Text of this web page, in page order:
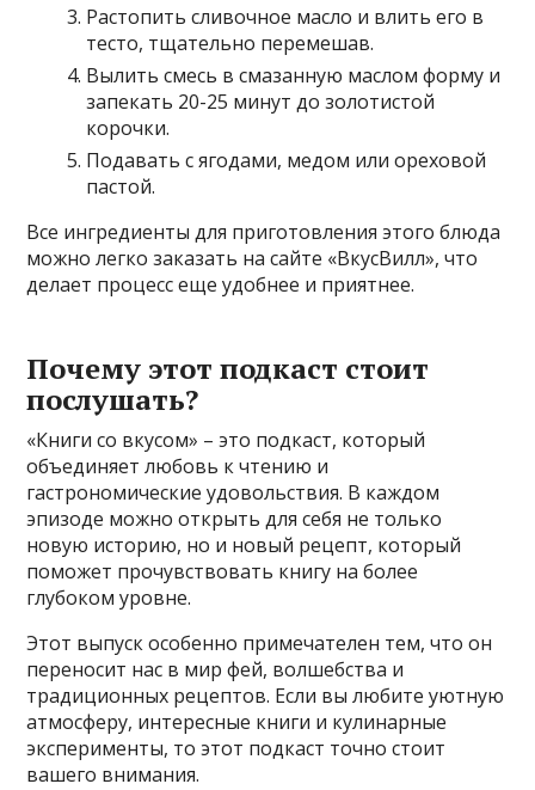
Растопить сливочное масло и влить его в
тесто, тщательно перемешав.
Вылить смесь в смазанную маслом форму и
запекать 20-25 минут до золотистой
корочки.
Подавать с ягодами, медом или ореховой
пастой.
Все ингредиенты для приготовления этого блюда
можно легко заказать на сайте «ВкусВилл», что
делает процесс еще удобнее и приятнее.
Почему этот подкаст стоит
послушать?
«Книги со вкусом» – это подкаст, который
объединяет любовь к чтению и
гастрономические удовольствия. В каждом
эпизоде можно открыть для себя не только
новую историю, но и новый рецепт, который
поможет прочувствовать книгу на более
глубоком уровне.
Этот выпуск особенно примечателен тем, что он
переносит нас в мир фей, волшебства и
традиционных рецептов. Если вы любите уютную
атмосферу, интересные книги и кулинарные
эксперименты, то этот подкаст точно стоит
вашего внимания.